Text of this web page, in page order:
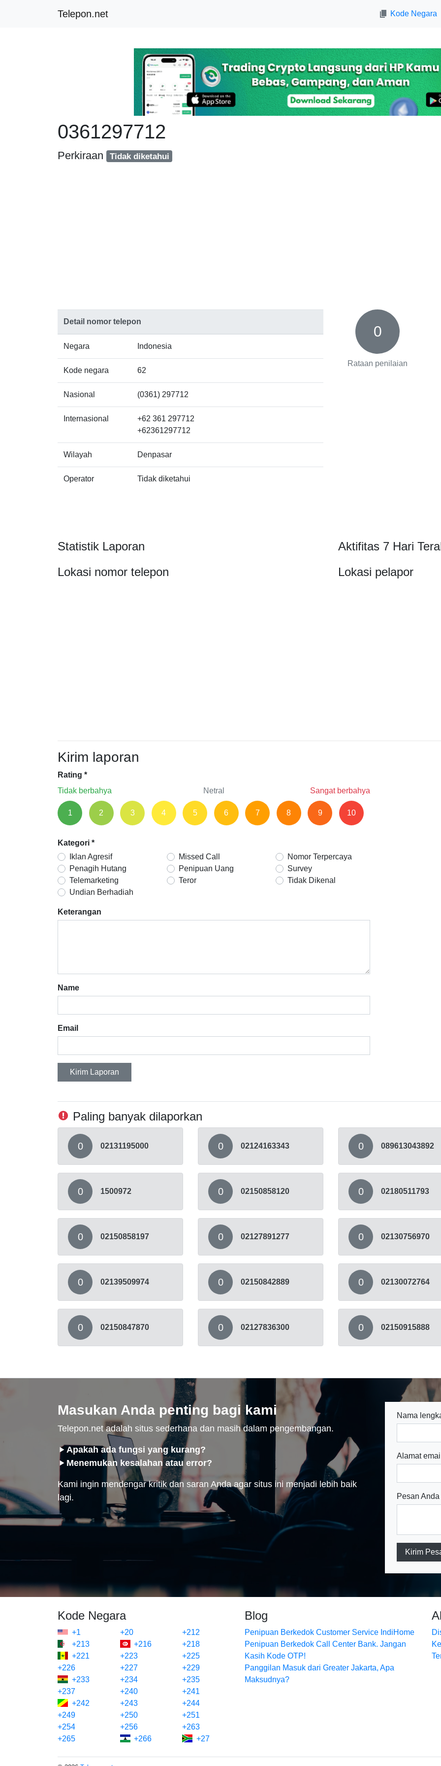
Telepon.net Kode Negara
0361297712
Perkiraan Tidak diketahui
Detail nomor telepon
Negara Indonesia
Kode negara 62
Nasional (0361) 297712
Internasional
+62 361 297712
+62361297712
Wilayah Denpasar
Operator Tidak diketahui
0
Rataan penilaian
Statistik Laporan
Aktifitas 7 Hari
Lokasi nomor telepon
Lokasi pelapor
Kirim laporan
Rating *
Tidak berbahya
Netral Sangat berbahya
1 2 3 4 5 6 7 8 9 10
Kategori *
Iklan Agresif
Missed Call
Nomor Terpercaya
Penagih Hutang
Penipuan Uang
Survey
Telemarketing
Teror
Tidak Dikenal
Undian Berhadiah
Keterangan
Name
Email
Kirim Laporan
Paling banyak dilaporkan
0 02131195000 0 02124163343 0 089613043892
0 1500972 0 02150858120 0 02180511793
0 02150858197 0 02127891277 0 02130756970
0 02139509974 0 02150842889 0 02130072764
0 02150847870 0 02127836300 0 02150915888
Masukan Anda penting bagi kami
Telepon.net adalah situs sederhana dan masih dalam pengembangan.
Apakah ada fungsi yang kurang?
Menemukan kesalahan atau error?
Kami ingin mendengar kritik dan saran Anda agar situs ini menjadi lebih baik
lagi.
Nama
Alamat
Pesan Anda
Kirim
Kode Negara
+1 +20
+212
+213
+216
+218
+221
+223
+225
+226
+227
+229
+233
+234
+235
+237
+240
+241
+242
+243
+244
+249
+250
+251
+254
+256
+263
+265
+266 +27
Blog
Penipuan Berkedok Customer Service IndiHome
Penipuan Berkedok Call Center Bank. Jangan
Kasih Kode OTP!
Panggilan Masuk dari Greater Jakarta, Apa
Maksudnya?